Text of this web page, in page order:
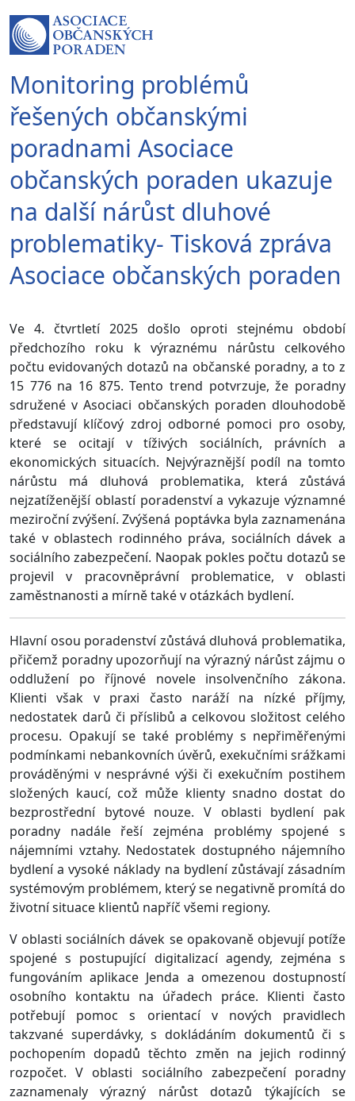
Monitoring problémů
řešených občanskými
poradnami Asociace
občanských poraden ukazuje
na další nárůst dluhové
problematiky- Tisková zpráva
Asociace občanských poraden
Ve 4. čtvrtletí 2025 došlo oproti stejnému období
předchozího roku k výraznému nárůstu celkového
počtu evidovaných dotazů na občanské poradny, a to z
15 776 na 16 875. Tento trend potvrzuje, že poradny
sdružené v Asociaci občanských poraden dlouhodobě
představují klíčový zdroj odborné pomoci pro osoby,
které se ocitají v tíživých sociálních, právních a
ekonomických situacích. Nejvýraznější podíl na tomto
nárůstu má dluhová problematika, která zůstává
nejzatíženější oblastí poradenství a vykazuje významné
meziroční zvýšení. Zvýšená poptávka byla zaznamenána
také v oblastech rodinného práva, sociálních dávek a
sociálního zabezpečení. Naopak pokles počtu dotazů se
projevil v pracovněprávní problematice, v oblasti
zaměstnanosti a mírně také v otázkách bydlení.
Hlavní osou poradenství zůstává dluhová problematika,
přičemž poradny upozorňují na výrazný nárůst zájmu o
oddlužení po říjnové novele insolvenčního zákona.
Klienti však v praxi často naráží na nízké příjmy,
nedostatek darů či příslibů a celkovou složitost celého
procesu. Opakují se také problémy s nepřiměřenými
podmínkami nebankovních úvěrů, exekučními srážkami
prováděnými v nesprávné výši či exekučním postihem
složených kaucí, což může klienty snadno dostat do
bezprostřední bytové nouze. V oblasti bydlení pak
poradny nadále řeší zejména problémy spojené s
nájemními vztahy. Nedostatek dostupného nájemního
bydlení a vysoké náklady na bydlení zůstávají zásadním
systémovým problémem, který se negativně promítá do
životní situace klientů napříč všemi regiony.
V oblasti sociálních dávek se opakovaně objevují potíže
spojené s postupující digitalizací agendy, zejména s
fungováním aplikace Jenda a omezenou dostupností
osobního kontaktu na úřadech práce. Klienti často
potřebují pomoc s orientací v nových pravidlech
takzvané superdávky, s dokládáním dokumentů či s
pochopením dopadů těchto změn na jejich rodinný
rozpočet. V oblasti sociálního zabezpečení poradny
zaznamenaly výrazný nárůst dotazů týkajících se